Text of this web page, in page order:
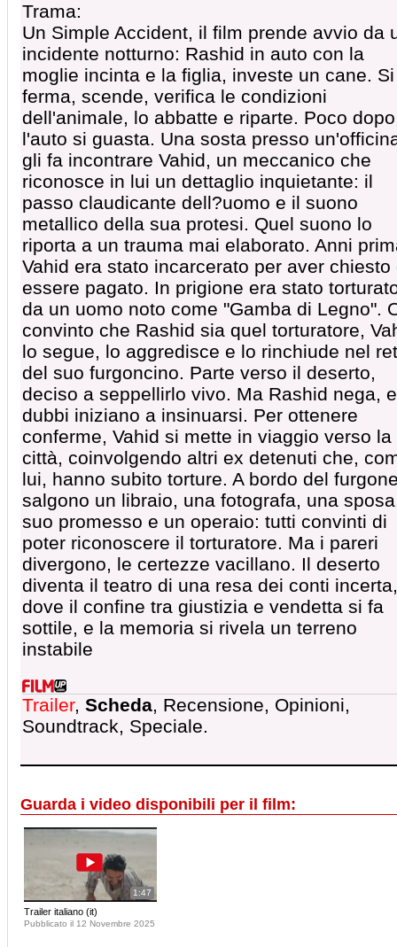
Trama:
Un Simple Accident, il film prende avvio da
incidente notturno: Rashid in auto con la
moglie incinta e la figlia, investe un cane. Si
ferma, scende, verifica le condizioni
dell'animale, lo abbatte e riparte. Poco
l'auto si guasta. Una sosta presso
gli fa incontrare Vahid, un meccanico che
riconosce in lui un dettaglio inquietante: il
passo claudicante dell?uomo e il suono
metallico della sua protesi. Quel suono lo
riporta a un trauma mai elaborato. Anni
Vahid era stato incarcerato per aver chiesto
essere pagato. In prigione era stato
da un uomo noto come "Gamba di Legno".
convinto che Rashid sia quel torturatore,
lo segue, lo aggredisce e lo rinchiude nel
del suo furgoncino. Parte verso il deserto,
deciso a seppellirlo vivo. Ma Rashid nega,
dubbi iniziano a insinuarsi. Per ottenere
conferme, Vahid si mette in viaggio verso la
città, coinvolgendo altri ex detenuti che,
lui, hanno subito torture. A bordo del
salgono un libraio, una fotografa, una
suo promesso e un operaio: tutti convinti di
poter riconoscere il torturatore. Ma i pareri
divergono, le certezze vacillano. Il deserto
diventa il teatro di una resa dei conti incerta,
dove il confine tra giustizia e vendetta si fa
sottile, e la memoria si rivela un terreno
instabile
Trailer, Scheda, Recensione, Opinioni,
Soundtrack, Speciale.
Guarda i video disponibili per il film:
1:47
Trailer italiano (it)
Pubblicato il 12 Novembre 2025